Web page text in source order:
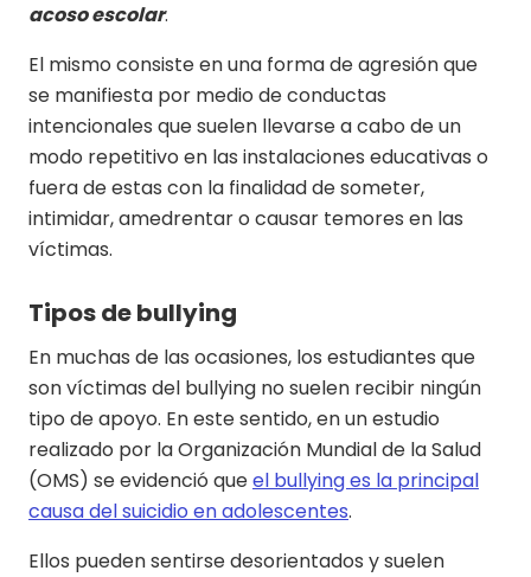
acoso escolar.
El mismo consiste en una forma de agresión que
se manifiesta por medio de conductas
intencionales que suelen llevarse a cabo de un
modo repetitivo en las instalaciones educativas o
fuera de estas con la finalidad de someter,
intimidar, amedrentar o causar temores en las
víctimas.
Tipos de bullying
En muchas de las ocasiones, los estudiantes que
son víctimas del bullying no suelen recibir ningún
tipo de apoyo. En este sentido, en un estudio
realizado por la Organización Mundial de la Salud
(OMS) se evidenció queel bullying es la principal
causa del suicidio en adolescentes.
Ellos pueden sentirse desorientados y suelen